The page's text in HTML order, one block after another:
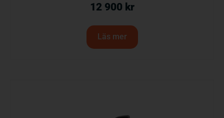
12 900 kr
Läs mer